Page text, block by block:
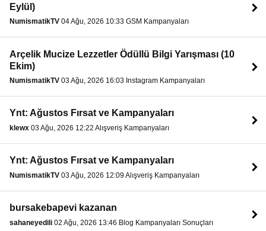
Eylül)
NumismatikTV 04 Ağu, 2026 10:33 GSM Kampanyaları
Arçelik Mucize Lezzetler Ödüllü Bilgi Yarışması (10
Ekim)
NumismatikTV 03 Ağu, 2026 16:03 Instagram Kampanyaları
Ynt: Ağustos Fırsat ve Kampanyaları
klewx 03 Ağu, 2026 12:22 Alışveriş Kampanyaları
Ynt: Ağustos Fırsat ve Kampanyaları
NumismatikTV 03 Ağu, 2026 12:09 Alışveriş Kampanyaları
bursakebapevi kazanan
sahaneyedili 02 Ağu, 2026 13:46 Blog Kampanyaları Sonuçları